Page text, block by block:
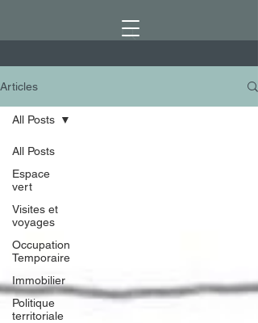
Articles
All Posts
Espace
vert
Visites et
voyages
Occupation
Temporaire
Immobilier
Politique
territoriale
All Posts